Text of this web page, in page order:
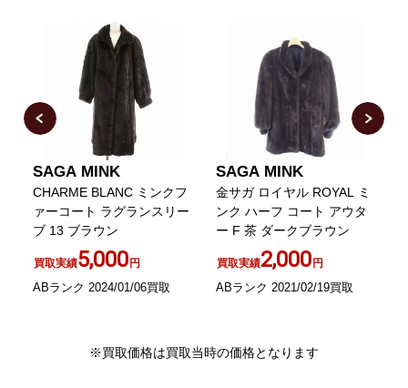
SAGA MINK
CHARME BLANC ミンクフ
ァーコート ラグランスリー
ブ 13 ブラウン
買取実績5,000円
ABランク 2024/01/06買取
SAGA MINK
金サガ ロイヤル ROYAL ミ
ンク ハーフ コート アウタ
ー F 茶 ダークブラウン
買取実績2,000円
ABランク 2021/02/19買取
※買取価格は買取当時の価格となります